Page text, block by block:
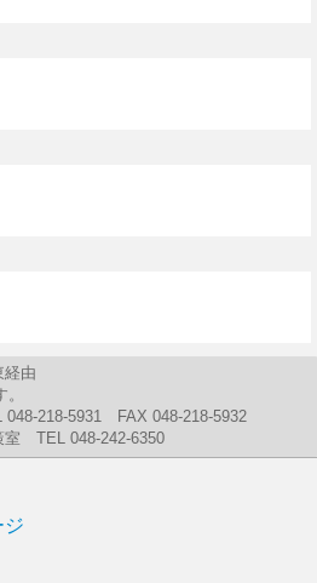
由
218-5931 FAX 048-218-5932
室 TEL 048-242-6350
ジ